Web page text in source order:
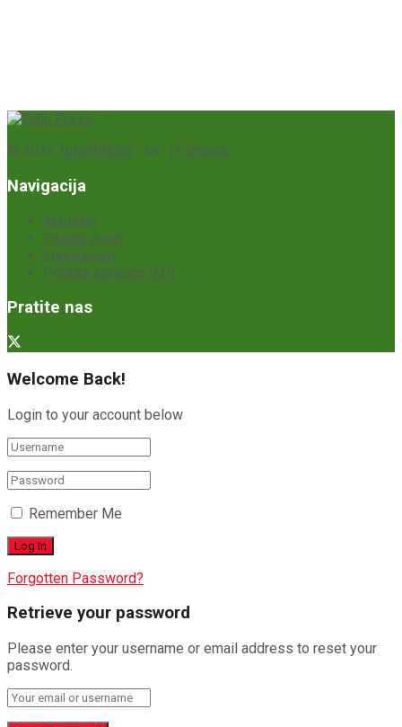
© 2026 TutinPRESS - by- IT-Impuls
Navigacija
Aktuelno
Pošalji vijest
Impressum
Politika kolačića (EU)
Pratite nas
Welcome Back!
Login to your account below
Remember Me
Forgotten Password?
Retrieve your password
Please enter your username or email address to reset your
password.